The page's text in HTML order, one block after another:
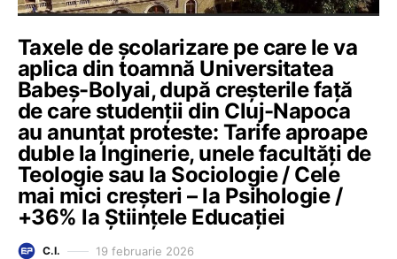
Taxele de școlarizare pe care le va
aplica din toamnă Universitatea
Babeș-Bolyai, după creșterile față
de care studenții din Cluj-Napoca
au anunțat proteste: Tarife aproape
duble la Inginerie, unele facultăți de
Teologie sau la Sociologie / Cele
mai mici creșteri – la Psihologie /
+36% la Științele Educației
C.I. 19 februarie 2026